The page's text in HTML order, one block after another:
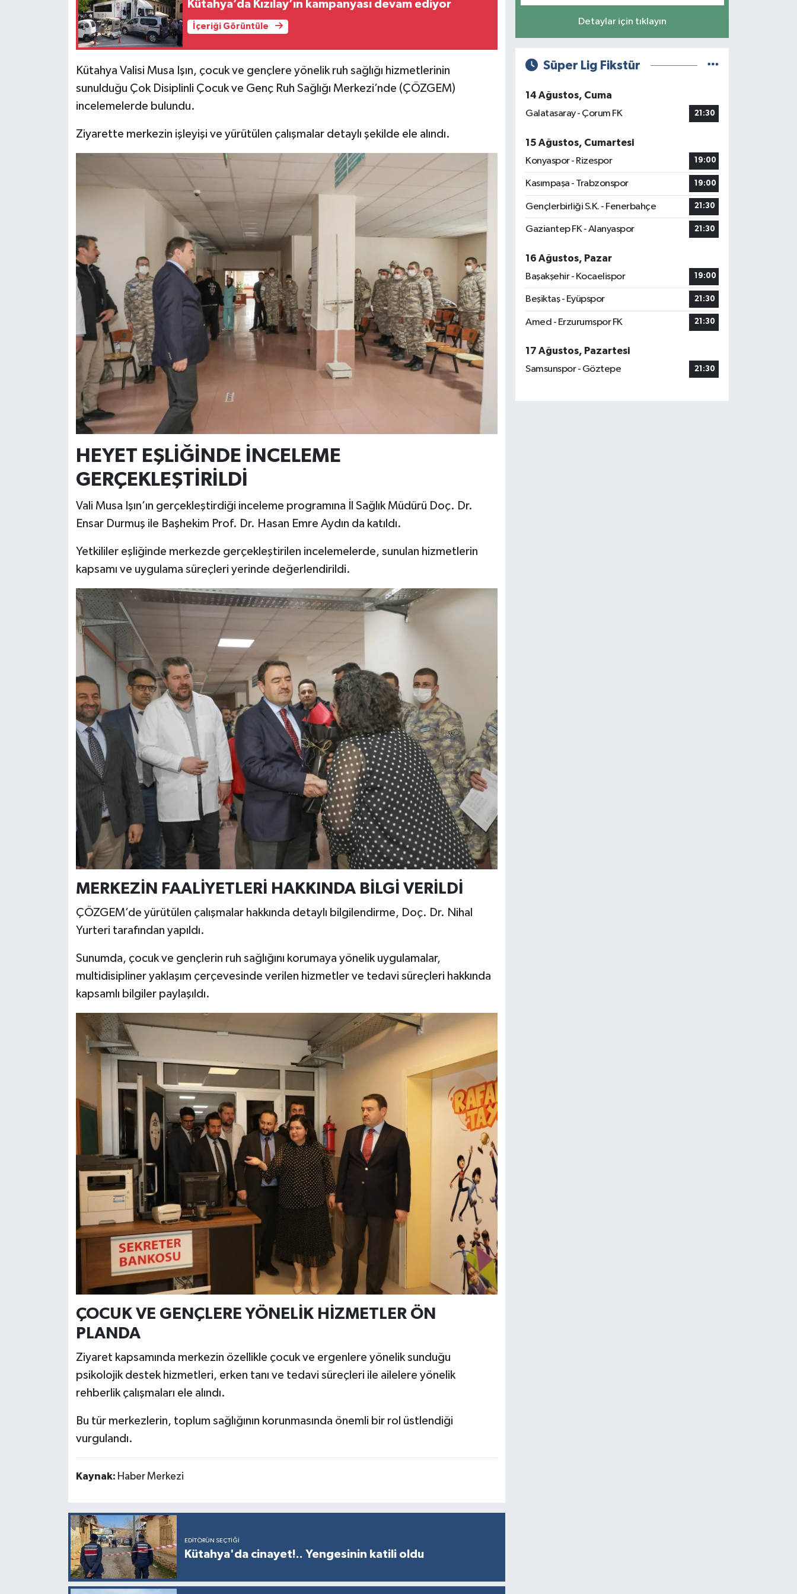
Kütahya’da Kızılay’ın kampanyası devam ediyor
İçeriği Görüntüle
Kütahya Valisi Musa Işın, çocuk ve gençlere yönelik ruh sağlığı hizmetlerinin
sunulduğu Çok Disiplinli Çocuk ve Genç Ruh Sağlığı Merkezi’nde (ÇÖZGEM)
incelemelerde bulundu.
Ziyarette merkezin işleyişi ve yürütülen çalışmalar detaylı şekilde ele alındı.
HEYET EŞLİĞİNDE İNCELEME
GERÇEKLEŞTİRİLDİ
Vali Musa Işın’ın gerçekleştirdiği inceleme programına İl Sağlık Müdürü Doç. Dr.
Ensar Durmuş ile Başhekim Prof. Dr. Hasan Emre Aydın da katıldı.
Yetkililer eşliğinde merkezde gerçekleştirilen incelemelerde, sunulan hizmetlerin
kapsamı ve uygulama süreçleri yerinde değerlendirildi.
MERKEZİN FAALİYETLERİ HAKKINDA BİLGİ VERİLDİ
ÇÖZGEM’de yürütülen çalışmalar hakkında detaylı bilgilendirme, Doç. Dr. Nihal
Yurteri tarafından yapıldı.
Sunumda, çocuk ve gençlerin ruh sağlığını korumaya yönelik uygulamalar,
multidisipliner yaklaşım çerçevesinde verilen hizmetler ve tedavi süreçleri hakkında
kapsamlı bilgiler paylaşıldı.
ÇOCUK VE GENÇLERE YÖNELİK HİZMETLER ÖN
PLANDA
Ziyaret kapsamında merkezin özellikle çocuk ve ergenlere yönelik sunduğu
psikolojik destek hizmetleri, erken tanı ve tedavi süreçleri ile ailelere yönelik
rehberlik çalışmaları ele alındı.
Bu tür merkezlerin, toplum sağlığının korunmasında önemli bir rol üstlendiği
vurgulandı.
Kaynak: Haber Merkezi
EDITÖRÜN SEÇTIĞI
Kütahya'da cinayet!.. Yengesinin katili oldu
Detaylar için tıklayın
Süper Lig Fikstür
14 Ağustos, Cuma
Galatasaray - Çorum FK
21:30
15 Ağustos, Cumartesi
Konyaspor - Rizespor
19:00
Kasımpaşa - Trabzonspor 19:00
Gençlerbirliği S.K. - Fenerbahçe 21:30
Gaziantep FK - Alanyaspor 21:30
16 Ağustos, Pazar
Başakşehir - Kocaelispor
19:00
Beşiktaş - Eyüpspor 21:30
Amed - Erzurumspor FK 21:30
17 Ağustos, Pazartesi
Samsunspor - Göztepe
21:30
Kültür Sanat
Resmi İlan
Rüya Tabirleri
Video Galeri
Yemek Tarifleri